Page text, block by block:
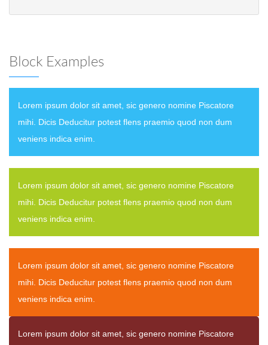
Block Examples
Lorem ipsum dolor sit amet, sic genero nomine Piscatore
mihi. Dicis Deducitur potest flens praemio quod non dum
veniens indica enim.
Lorem ipsum dolor sit amet, sic genero nomine Piscatore
mihi. Dicis Deducitur potest flens praemio quod non dum
veniens indica enim.
Lorem ipsum dolor sit amet, sic genero nomine Piscatore
mihi. Dicis Deducitur potest flens praemio quod non dum
veniens indica enim.
Lorem ipsum dolor sit amet, sic genero nomine Piscatore